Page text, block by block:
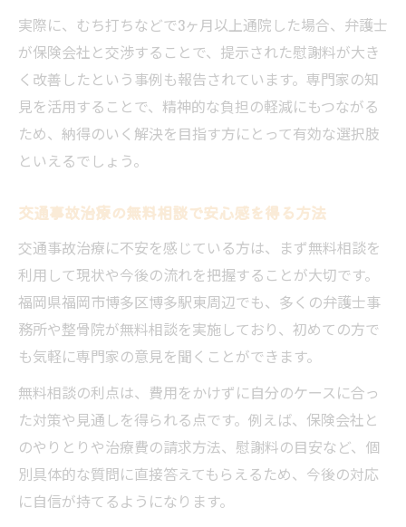
実際に、むち打ちなどで3ヶ月以上通院した場合、弁護士
が保険会社と交渉することで、提示された慰謝料が大き
く改善したという事例も報告されています。専門家の知
見を活用することで、精神的な負担の軽減にもつながる
ため、納得のいく解決を目指す方にとって有効な選択肢
といえるでしょう。
交通事故治療の無料相談で安心感を得る方法
交通事故治療に不安を感じている方は、まず無料相談を
利用して現状や今後の流れを把握することが大切です。
福岡県福岡市博多区博多駅東周辺でも、多くの弁護士事
務所や整骨院が無料相談を実施しており、初めての方で
も気軽に専門家の意見を聞くことができます。
無料相談の利点は、費用をかけずに自分のケースに合っ
た対策や見通しを得られる点です。例えば、保険会社と
のやりとりや治療費の請求方法、慰謝料の目安など、個
別具体的な質問に直接答えてもらえるため、今後の対応
に自信が持てるようになります。